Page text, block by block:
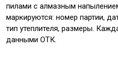
пилами с алмазным
маркируются: номер партии,
тип утеплителя, размеры.
данными ОТК.